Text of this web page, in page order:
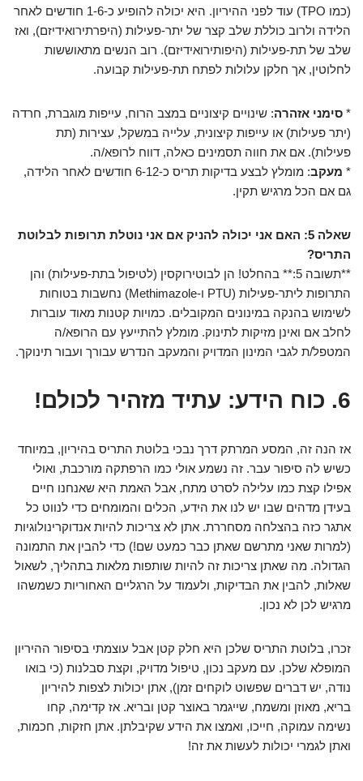
(כמו TPO) עוד לפני ההיריון. היא יכולה להופיע כ-1-6 חודשים לאחר
הלידה ולרוב כוללת שלב קצר של יתר-פעילות (היפרתירואידיזם), ואז
שלב של תת-פעילות (היפותירואידיזם). רוב הנשים מתאוששות
לחלוטין, אך חלקן עלולות לפתח תת-פעילות קבועה.
* סימני אזהרה: שינויים קיצוניים במצב הרוח, עייפות מוגברת, חרדה
(יתר פעילות) או עייפות קיצונית, עלייה במשקל, עצירות (תת
פעילות). אם את חווה תסמינים כאלה, דווח לרופא/ה.
* מעקב
: מומלץ לבצע בדיקות תריס כ-6-12 חודשים לאחר הלידה,
גם אם הכל מרגיש תקין.
שאלה 5: האם אני יכולה להניק אם אני נוטלת תרופות לבלוטת
התריס?
**תשובה 5:** בהחלט! הן לבוטירוקסין (לטיפול בתת-פעילות) והן
התרופות ליתר-פעילות (PTU ו-Methimazole) נחשבות בטוחות
לשימוש בהנקה במינונים המקובלים. כמויות קטנות מאוד עוברות
לחלב אם ואינן מזיקות לתינוק. מומלץ להתייעץ עם הרופא/ה
המטפל/ת לגבי המינון המדויק והמעקב הנדרש עבורך ועבור תינוקך.
6. כוח הידע: עתיד מזהיר לכולם!
אז הנה זה, המסע המרתק דרך נבכי בלוטת התריס בהיריון, במיוחד
כשיש לה סיפור עבר. זה נשמע אולי כמו הרפתקה מורכבת, ואולי
אפילו קצת כמו עלילה לסרט מתח, אבל האמת היא שאנחנו חיים
בעידן מדהים שבו יש לנו את הידע, הכלים והמומחים כדי לנווט כל
אתגר כזה בהצלחה מסחררת. אתן לא צריכות להיות אנדוקרינולוגיות
(למרות שאני מתרשם שאתן כבר כמעט שם!) כדי להבין את התמונה
הגדולה. מה שאתן צריכות זה להיות שותפות מלאות בתהליך, לשאול
שאלות, להבין את הבדיקות, ולעמוד על הרגליים האחוריות כשמשהו
מרגיש לכן לא נכון.
זכרו, בלוטת התריס שלכן היא חלק קטן אבל עוצמתי בסיפור ההיריון
המופלא שלכן. עם מעקב נכון, טיפול מדויק, וקצת סבלנות (כי בואו
נודה, יש דברים שפשוט לוקחים זמן), אתן יכולות לצפות להיריון
בריא, מאוזן ומשמח, שייגמר באוצר קטן ובריא. אז קדימה, קחו
נשימה עמוקה, חייכו, ואמצו את הידע שקיבלתן. אתן חזקות, חכמות,
ואתן לגמרי יכולות לעשות את זה!